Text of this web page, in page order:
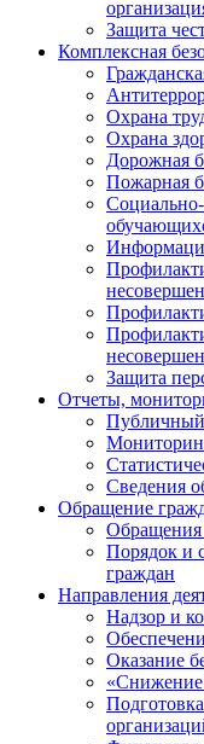
Защита
Комплексная
Охрана
Охрана
Дорожная
Пожарная
Социально-
Защита
Отчеты,
Публичный
Сведения
Обращение
Обращения
Порядок и
граждан
Направления
Надзор и
Оказание
«Снижение